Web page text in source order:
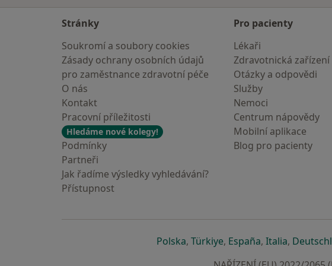
Stránky
Soukromí a soubory cookies
Zásady ochrany osobních údajů
pro zaměstnance zdravotní péče
O nás
Kontakt
Pracovní příležitosti
Hledáme nové kolegy!
Podmínky
Partneři
Jak řadíme výsledky vyhledávání?
Přístupnost
Pro pacienty
Lékaři
Zdravotnická zařízení
Otázky a odpovědi
Služby
Nemoci
Centrum nápovědy
Mobilní aplikace
Blog pro pacienty
Polskase otevře v nové záložce
, Türkiyese otevře v nové záložce
, Españase otevře v
, Italiase otevře
,